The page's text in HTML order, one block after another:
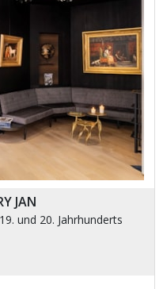
JAN
und 20. Jahrhunderts